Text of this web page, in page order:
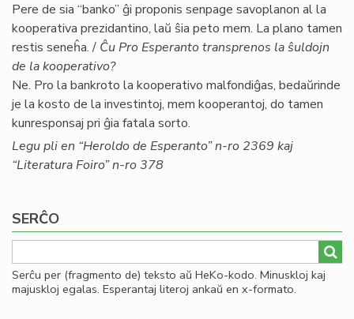
Pere de sia “banko” ĝi proponis senpage savoplanon al la
kooperativa prezidantino, laŭ ŝia peto mem. La plano tamen
restis seneĥa. / Ĉu Pro Esperanto transprenos la ŝuldojn
de la kooperativo?
Ne. Pro la bankroto la kooperativo malfondiĝas, bedaŭrinde
je la kosto de la investintoj, mem kooperantoj, do tamen
kunresponsaj pri ĝia fatala sorto.
Legu pli en “Heroldo de Esperanto” n-ro 2369 kaj
“Literatura Foiro” n-ro 378
SERĈO
Serĉu per (fragmento de) teksto aŭ HeKo-kodo. Minuskloj kaj
majuskloj egalas. Esperantaj literoj ankaŭ en x-formato.